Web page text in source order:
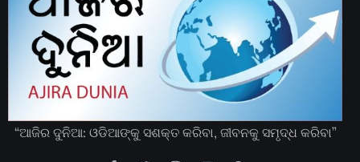
“ଆଜିର ଦୁନିଆ: ଓଡିଆଙ୍କୁ ସଶକ୍ତ କରିବା, ଜୀବନକୁ ସମୃଦ୍ଧ କରିବା”